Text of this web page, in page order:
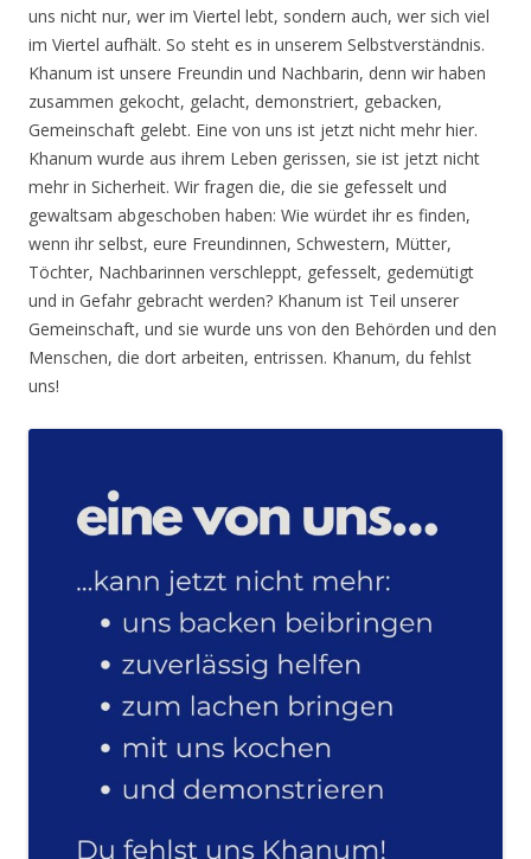
uns nicht nur, wer im Viertel lebt, sondern auch, wer sich viel
im Viertel aufhält. So steht es in unserem Selbstverständnis.
Khanum ist unsere Freundin und Nachbarin, denn wir haben
zusammen gekocht, gelacht, demonstriert, gebacken,
Gemeinschaft gelebt. Eine von uns ist jetzt nicht mehr hier.
Khanum wurde aus ihrem Leben gerissen, sie ist jetzt nicht
mehr in Sicherheit. Wir fragen die, die sie gefesselt und
gewaltsam abgeschoben haben: Wie würdet ihr es finden,
wenn ihr selbst, eure Freundinnen, Schwestern, Mütter,
Töchter, Nachbarinnen verschleppt, gefesselt, gedemütigt
und in Gefahr gebracht werden? Khanum ist Teil unserer
Gemeinschaft, und sie wurde uns von den Behörden und den
Menschen, die dort arbeiten, entrissen. Khanum, du fehlst
uns!